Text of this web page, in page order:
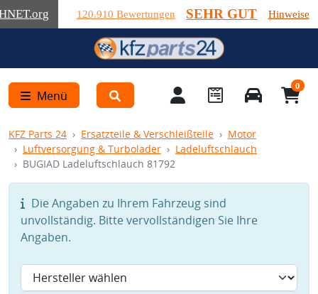
.org 120.910 Bewertungen SEHR GUT Hinweise
Menü
0
KFZ Parts 24 Ersatzteile & Verschleißteile
Motor
Luftversorgung & Turbolader
Ladeluftschlauch
BUGIAD Ladeluftschlauch 81792
Die Angaben zu Ihrem Fahrzeug sind
unvollständig. Bitte vervollständigen Sie Ihre
Angaben.